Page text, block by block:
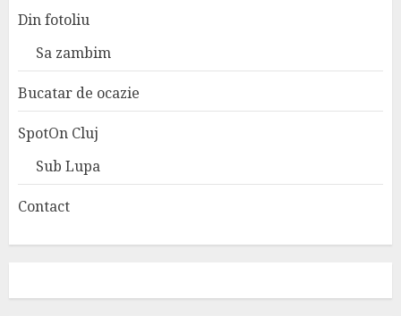
Din fotoliu
Sa zambim
Bucatar de ocazie
SpotOn Cluj
Sub Lupa
Contact